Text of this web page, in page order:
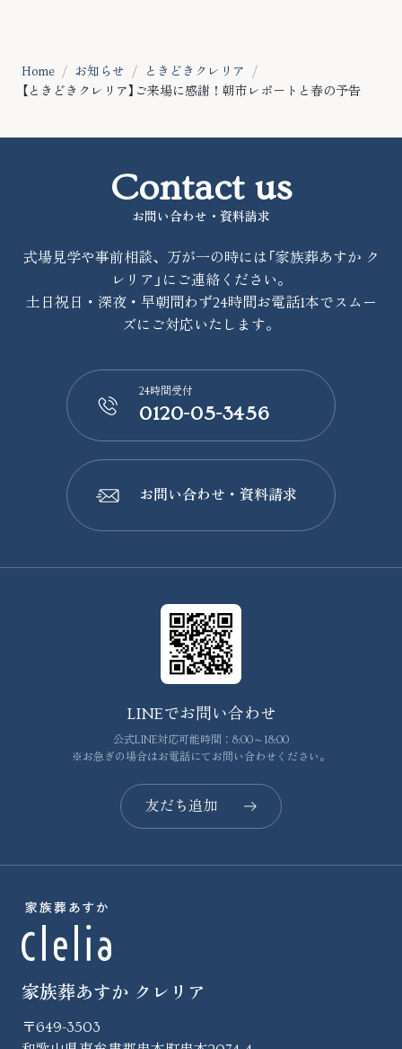
Home お知らせ
ときどきクレリア
【ときどきクレリア】ご来場に感謝！朝市レポートと春の予告
Contact us
お問い合わせ・資料請求
式場見学や事前相談、万が一の時には「家族葬あすか ク
レリア」にご連絡ください。
土日祝日・深夜・早朝問わず24時間お電話1本でスムー
ズにご対応いたします。
📞
24時間受付
0120-05-3456
📩
お問い合わせ・資料請求
LINEでお問い合わせ
公式LINE対応可能時間：8:00～18:00
※お急ぎの場合はお電話にてお問い合わせください。
友だち追加
家族葬あすか クレリア
〒649-3503